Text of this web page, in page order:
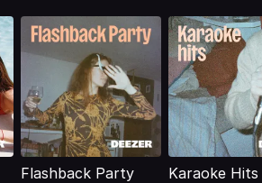
Flashback Party Karaoke Hits